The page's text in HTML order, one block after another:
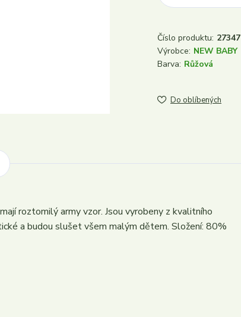
Číslo produktu: 27347
Výrobce: NEW BABY
Barva: Růžová
Do oblíbených
roztomilý army vzor. Jsou vyrobeny z kvalitního
a budou slušet všem malým dětem. Složení: 80%